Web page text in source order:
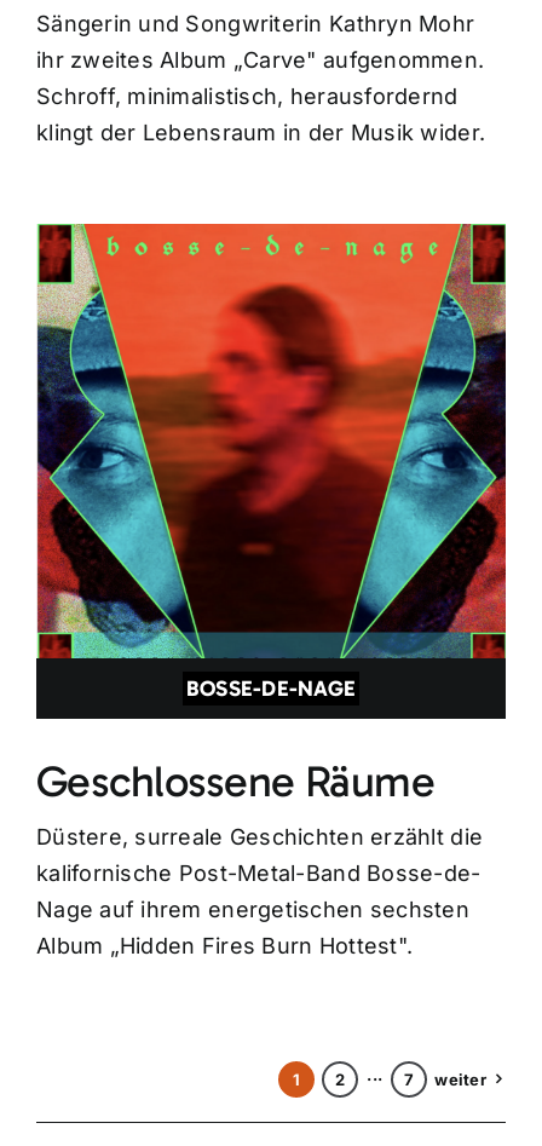
Sängerin und Songwriterin Kathryn Mohr
ihr zweites Album „Carve" aufgenommen.
Schroff, minimalistisch, herausfordernd
klingt der Lebensraum in der Musik wider.
BOSSE-DE-NAGE
Geschlossene Räume
Düstere, surreale Geschichten erzählt die
kalifornische Post-Metal-Band Bosse-de-
Nage auf ihrem energetischen sechsten
Album „Hidden Fires Burn Hottest".
1 2 ··· 7 weiter